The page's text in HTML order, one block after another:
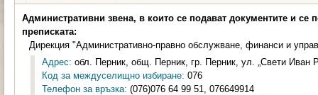
Административни звена, в които се подават документите и се
преписката:
Дирекция "Административно-правно обслужване, финанси и
Адрес: обл. Перник, общ. Перник, гр. Перник, ул. „Свети Иван
Код за междуселищно избиране: 076
Телефон за връзка: (076)076 64 99 51, 076649914